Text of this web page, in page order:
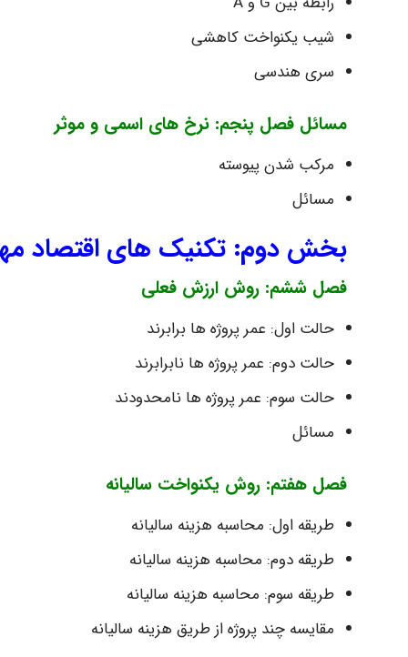
شیب یکنواخت کاهشی
سری هندسی
مسائل فصل پنجم: نرخ های اسمی و موثر
مرکب شدن پیوسته
مسائل
بخش دوم: تکنیک های اقتصاد
فصل ششم: روش ارزش فعلی
حالت اول: عمر پروژه ها برابرند
حالت دوم: عمر پروژه ها نابرابرند
حالت سوم: عمر پروژه ها نامحدودند
مسائل
فصل هفتم: روش یکنواخت سالیانه
طریقه اول: محاسبه هزینه سالیانه
طریقه دوم: محاسبه هزینه سالیانه
طریقه سوم: محاسبه هزینه سالیانه
مقایسه چند پروژه از طریق هزینه سالیانه